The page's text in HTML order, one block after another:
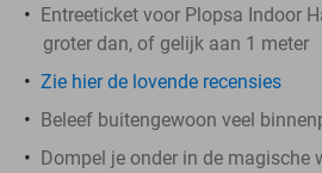
Entreeticket voor Plopsa Indoor
groter dan, of gelijk aan 1 meter
Zie hier de lovende recensies
Beleef buitengewoon veel
Dompel je onder in de magische